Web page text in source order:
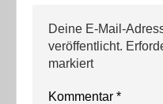
Deine E-Mail-
veröffentlicht.
markiert
Kommentar *